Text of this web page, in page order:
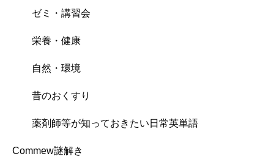
ゼミ・講習会
栄養・健康
自然・環境
昔のおくすり
薬剤師等が知っておきたい日常英単語
Commew謎解き